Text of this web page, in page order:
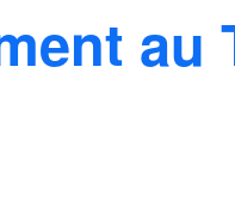
au